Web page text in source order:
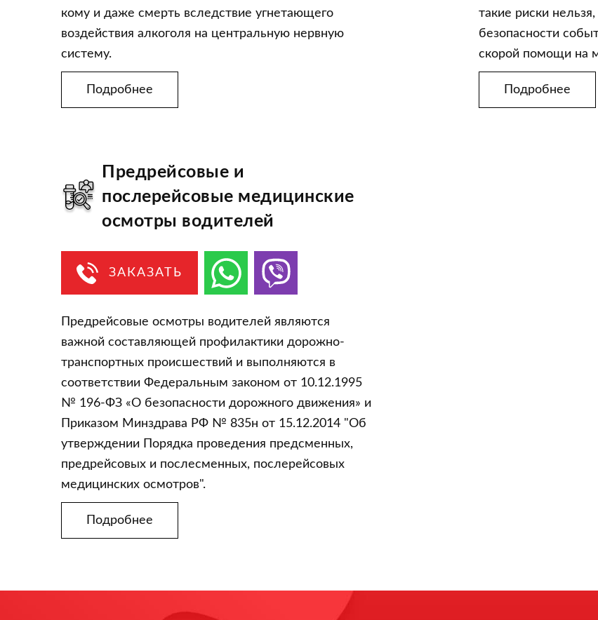
кому и даже смерть вследствие угнетающего
воздействия алкоголя на центральную нервную
систему.
Подробнее
такие риски
безопасности
скорой помощи на
Подробнее
Предрейсовые и
послерейсовые медицинские
осмотры водителей
ЗАКАЗАТЬ
Предрейсовые осмотры водителей являются
важной составляющей профилактики дорожно-
транспортных происшествий и выполняются в
соответствии Федеральным законом от 10.12.1995
№ 196-ФЗ «О безопасности дорожного движения» и
Приказом Минздрава РФ № 835н от 15.12.2014 "Об
утверждении Порядка проведения предсменных,
предрейсовых и послесменных, послерейсовых
медицинских осмотров".
Подробнее